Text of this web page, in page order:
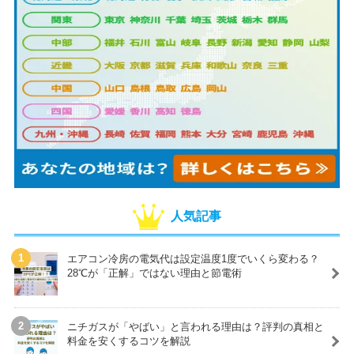
人気記事
エアコン冷房の電気代は設定温度1度でいくら変わる？
28℃が「正解」ではない理由と節電術
ニチガスが「やばい」と言われる理由は？評判の真相と
料金を安くするコツを解説